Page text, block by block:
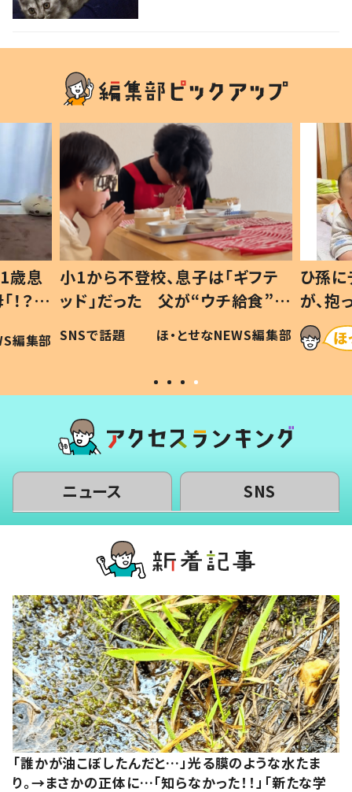
歳息
？」
編集部
小1から不登校、息子は「ギフテ
ッド」だった 父が“ウチ給食”を
作り続ける理由とは #令和の親
#令和の子
SNSで話題 ほ・とせなNEWS編集部
ひ孫
が、
「涙が
い」
ニュース SNS
「誰かが油こぼしたんだと…」光る膜のような水たま
り。→まさかの正体に…「知らなかった！！」「新たな学